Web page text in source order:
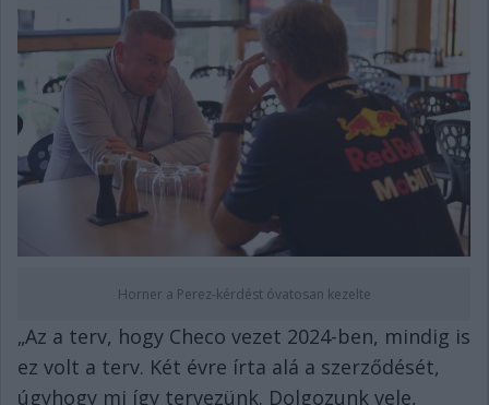
Horner a Perez-kérdést óvatosan kezelte
„Az a terv, hogy Checo vezet 2024-ben, mindig is
ez volt a terv. Két évre írta alá a szerződését,
úgyhogy mi így tervezünk. Dolgozunk vele,